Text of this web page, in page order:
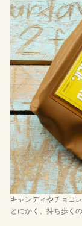
キャンディやチョコ
とにかく、持ち歩く